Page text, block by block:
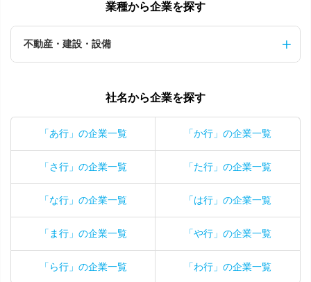
業種から企業を探す
不動産・建設・設備
社名から企業を探す
「あ行」の企業一覧 「か行」の企業一覧
「さ行」の企業一覧 「た行」の企業一覧
「な行」の企業一覧 「は行」の企業一覧
「ま行」の企業一覧 「や行」の企業一覧
「ら行」の企業一覧 「わ行」の企業一覧